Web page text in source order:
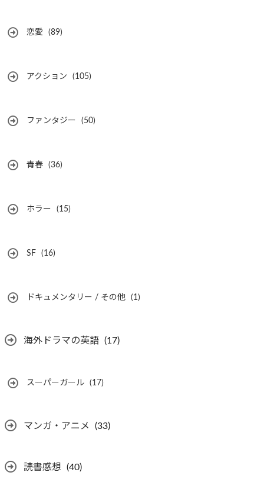
恋愛 (89)
アクション (105)
ファンタジー (50)
青春 (36)
ホラー (15)
SF (16)
ドキュメンタリー / その他 (1)
海外ドラマの英語 (17)
スーパーガール (17)
マンガ・アニメ (33)
読書感想 (40)